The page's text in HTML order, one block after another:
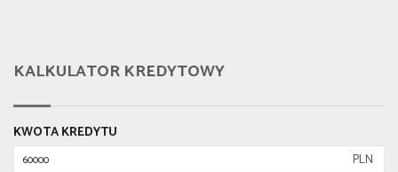
KALKULATOR KREDYTOWY
KWOTA KREDYTU
PLN